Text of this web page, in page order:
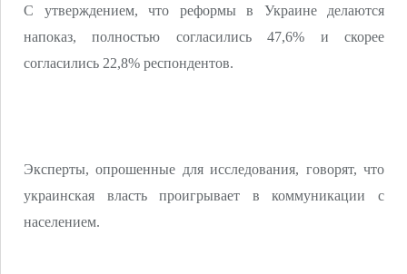
С утверждением, что реформы в Украине делаются
напоказ, полностью согласились 47,6% и скорее
согласились 22,8% респондентов.
Эксперты, опрошенные для исследования, говорят, что
украинская власть проигрывает в коммуникации с
населением.